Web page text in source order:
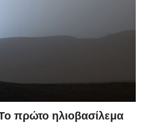
πρώτο ηλιοβασίλεμα